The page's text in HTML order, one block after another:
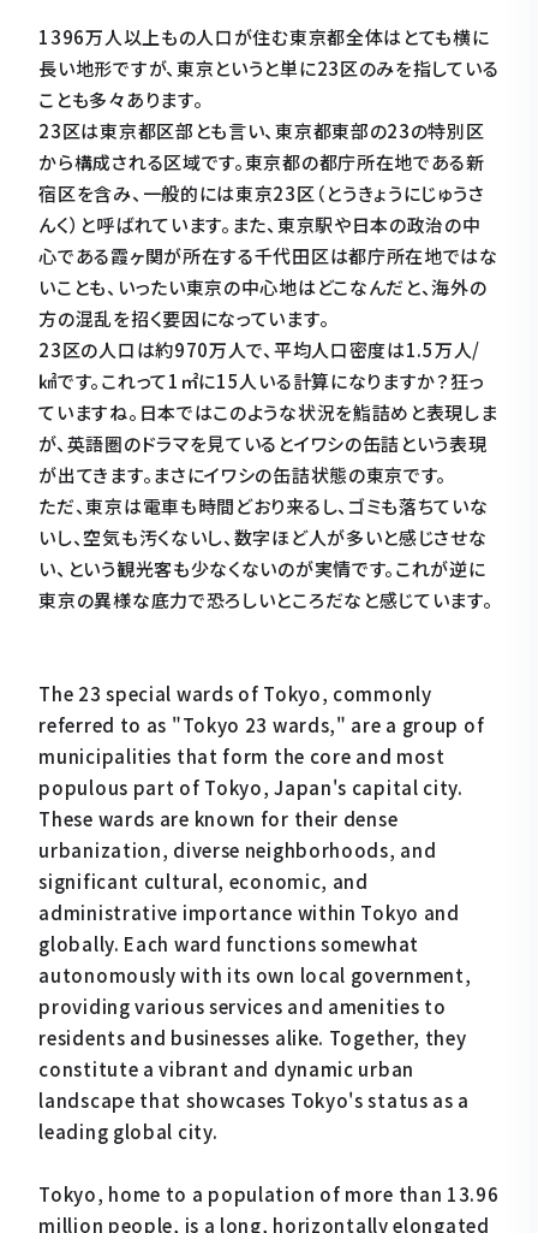
1396万人以上もの人口が住む東京都全体はとても横に
長い地形ですが、東京というと単に23区のみを指している
ことも多々あります。
23区は東京都区部とも言い、東京都東部の23の特別区
から構成される区域です。東京都の都庁所在地である新
宿区を含み、一般的には東京23区（とうきょうにじゅうさ
んく）と呼ばれています。また、東京駅や日本の政治の中
心である霞ヶ関が所在する千代田区は都庁所在地ではな
いことも、いったい東京の中心地はどこなんだと、海外の
方の混乱を招く要因になっています。
23区の人口は約970万人で、平均人口密度は1.5万人/
㎢です。これって1㎡に15人いる計算になりますか？狂っ
ていますね。日本ではこのような状況を鮨詰めと表現しま
が、英語圏のドラマを見ているとイワシの缶詰という表現
が出てきます。まさにイワシの缶詰状態の東京です。
ただ、東京は電車も時間どおり来るし、ゴミも落ちていな
いし、空気も汚くないし、数字ほど人が多いと感じさせな
い、という観光客も少なくないのが実情です。これが逆に
東京の異様な底力で恐ろしいところだなと感じています。
The 23 special wards of Tokyo, commonly
referred to as "Tokyo 23 wards," are a group of
municipalities that form the core and most
populous part of Tokyo, Japan's capital city.
These wards are known for their dense
urbanization, diverse neighborhoods, and
significant cultural, economic, and
administrative importance within Tokyo and
globally. Each ward functions somewhat
autonomously with its own local government,
providing various services and amenities to
residents and businesses alike. Together, they
constitute a vibrant and dynamic urban
landscape that showcases Tokyo's status as a
leading global city.
Tokyo, home to a population of more than 13.96
million people, is a long, horizontally elongated